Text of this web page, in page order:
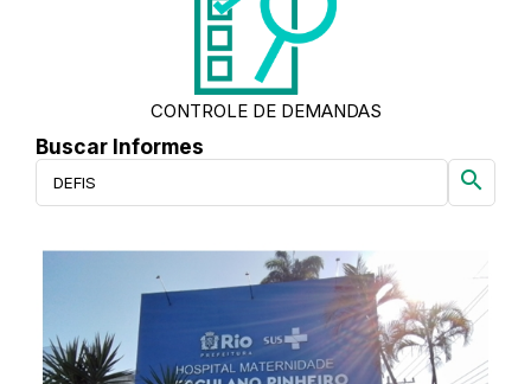
CONTROLE DE DEMANDAS
Buscar Informes
search